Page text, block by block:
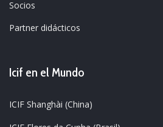
Socios
Partner didácticos
Icif en el Mundo
ICIF Shanghài (China)